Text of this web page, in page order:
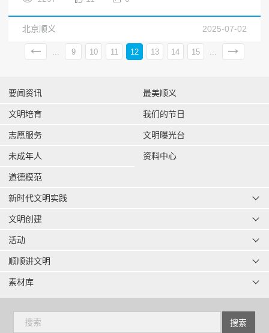
2025-07-02
北京顺义
9 10 11 12 13 14 15
要闻资讯
文明培育
志愿服务
未成年人
道德模范
最美顺义
我们的节日
文明曝光台
资料中心
新时代文明实践
文明创建
活动
顺顺讲文明
素材库